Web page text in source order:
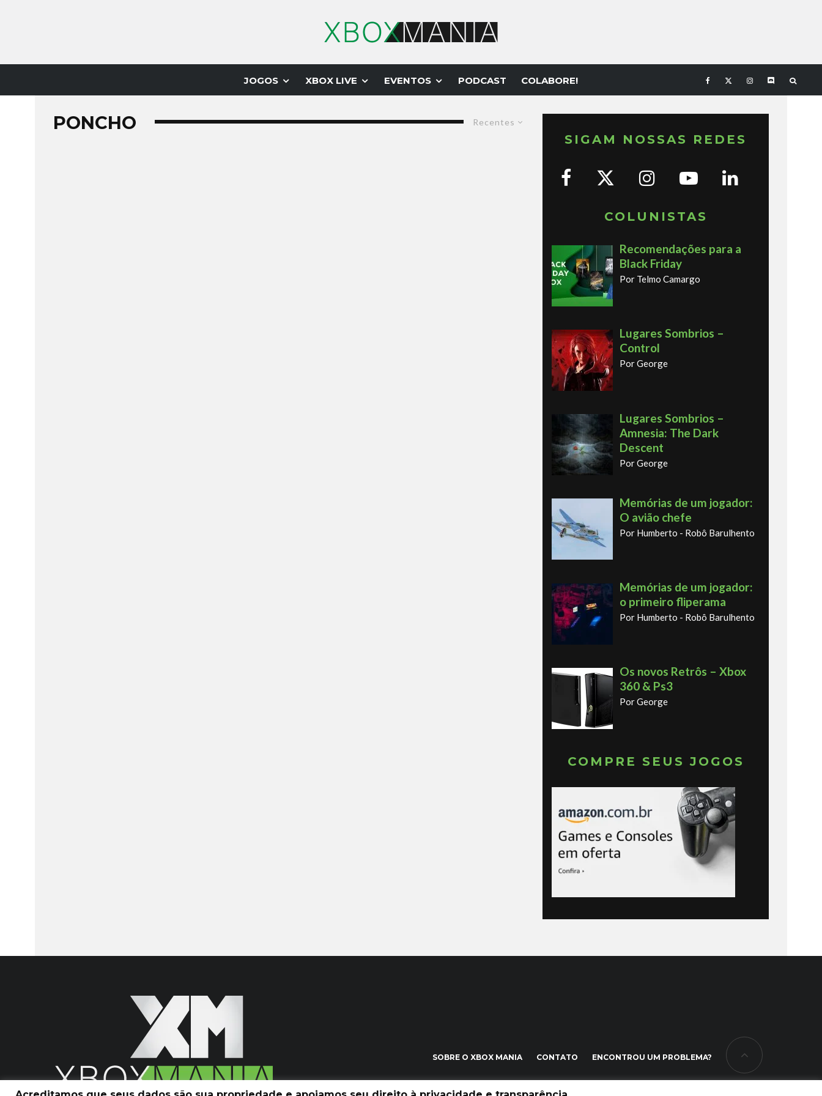
JOGOS XBOX LIVE EVENTOS PODCAST COLABORE!
Recentes
PONCHO
SIGAM NOSSAS REDES
COLUNISTAS
Recomendações para a
Black Friday
Por Telmo Camargo
Lugares Sombrios –
Control
Por George
Lugares Sombrios –
Amnesia: The Dark
Descent
Por George
Memórias de um jogador:
O avião chefe
Por Humberto - Robô Barulhento
Memórias de um jogador:
o primeiro fliperama
Por Humberto - Robô Barulhento
Os novos Retrôs – Xbox
360 & Ps3
Por George
COMPRE SEUS JOGOS
SOBRE O XBOX MANIA CONTATO ENCONTROU UM PROBLEMA?